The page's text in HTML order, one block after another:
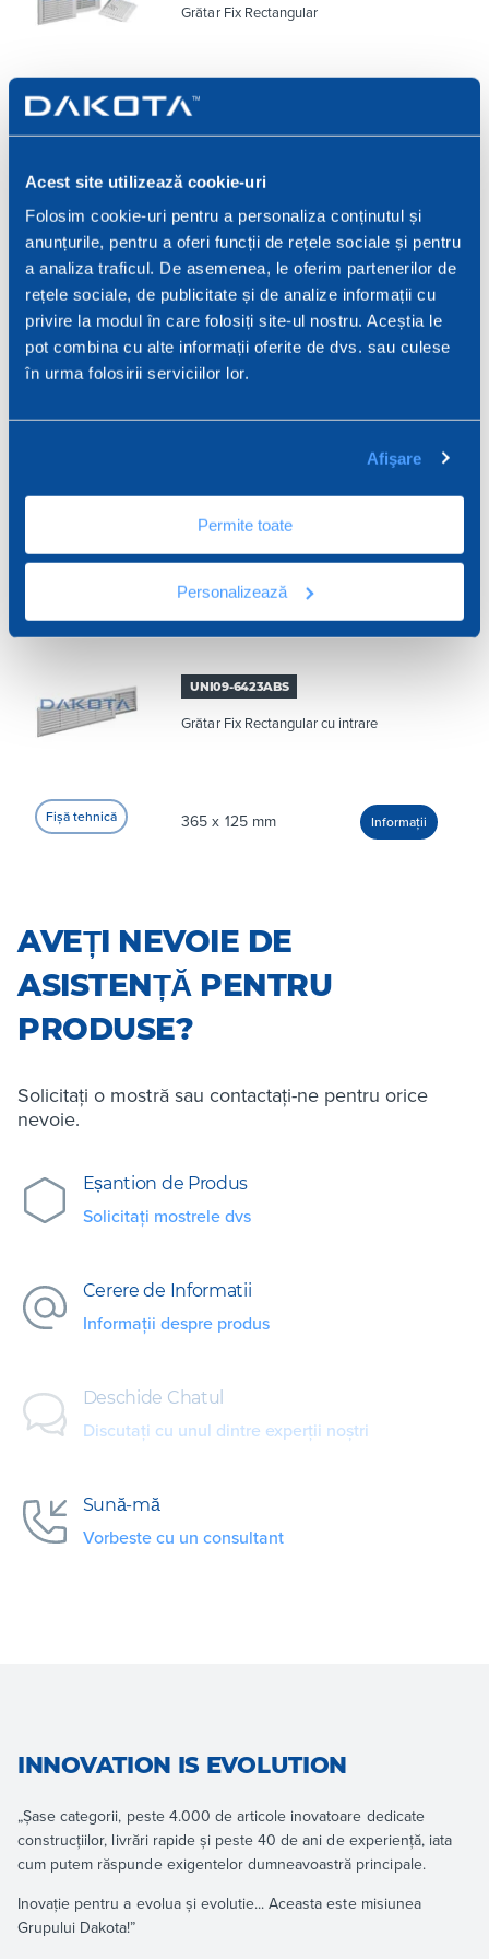
Acest site utilizează cookie-uri
Folosim cookie-uri pentru a personaliza conținutul și
anunțurile, pentru a oferi funcții de rețele sociale și pentru
a analiza traficul. De asemenea, le oferim partenerilor de
rețele sociale, de publicitate și de analize informații cu
privire la modul în care folosiți site-ul nostru. Aceștia le
pot combina cu alte informații oferite de dvs. sau culese
în urma folosirii serviciilor lor.
Afişare
Permite toate
Personalizează
Grătar Fix Rectangular
200 x 150 mm
UNI09-6214ABS
Grătar Fix Rectangular
235 x 215 mm
130 x 260 mm
UNI09-6423ABS
Grătar Fix Rectangular cu intrare
365 x 125 mm
AVEȚI NEVOIE DE
ASISTENȚĂ PENTRU
PRODUSE?
Solicitați o mostră sau contactați-ne pentru orice
nevoie.
Eșantion de Produs
Solicitați mostrele dvs
Cerere de Informatii
Informații despre produs
Deschide Chatul
Discutați cu unul dintre experții noștri
Sună-mă
Vorbeste cu un consultant
INNOVATION IS EVOLUTION
„Șase categorii, peste 4.000 de articole inovatoare dedicate
construcțiilor, livrări rapide și peste 40 de ani de experiență, iata
cum putem răspunde exigentelor dumneavoastră principale.
Inovație pentru a evolua și evolutie... Aceasta este misiunea
Grupului Dakota!”